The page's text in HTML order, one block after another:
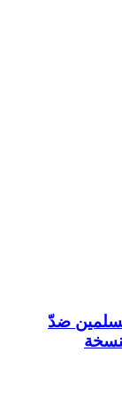
ضدّ
1968-1970 (النسخة